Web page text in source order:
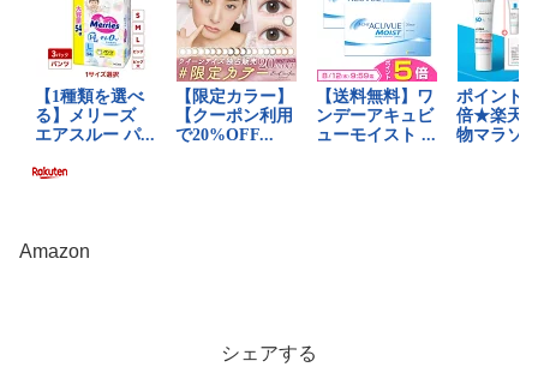
Amazon
シェアする